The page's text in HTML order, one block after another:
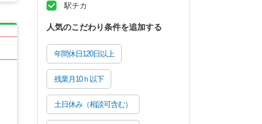
駅チカ
人気のこだわり条件を追加する
年間休日120日以上
残業月10ｈ以下
土日休み（相談可含む）